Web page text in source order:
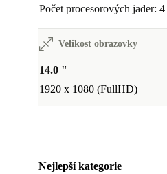
Počet procesorových jader: 4
Velikost obrazovky
14.0 "
1920 x 1080 (FullHD)
Nejlepší kategorie